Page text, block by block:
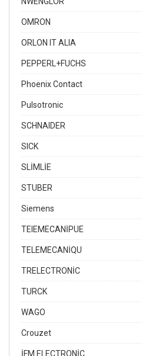
OMRON
ORLON IT ALIA
PEPPERL+FUCHS
Phoenix Contact
Pulsotronic
SCHNAIDER
SICK
SLİMLİE
STUBER
Siemens
TEIEMECANİPUE
TELEMECANİQU
TRELECTRONİC
TURCK
WAGO
Crouzet
İFM ELECTRONİC